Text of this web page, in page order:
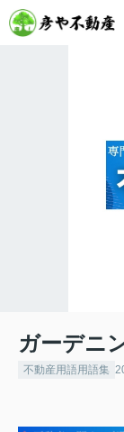
ガーデニ
不動産用語用語集
おすすめ不動
から最適なご
不動産の売却